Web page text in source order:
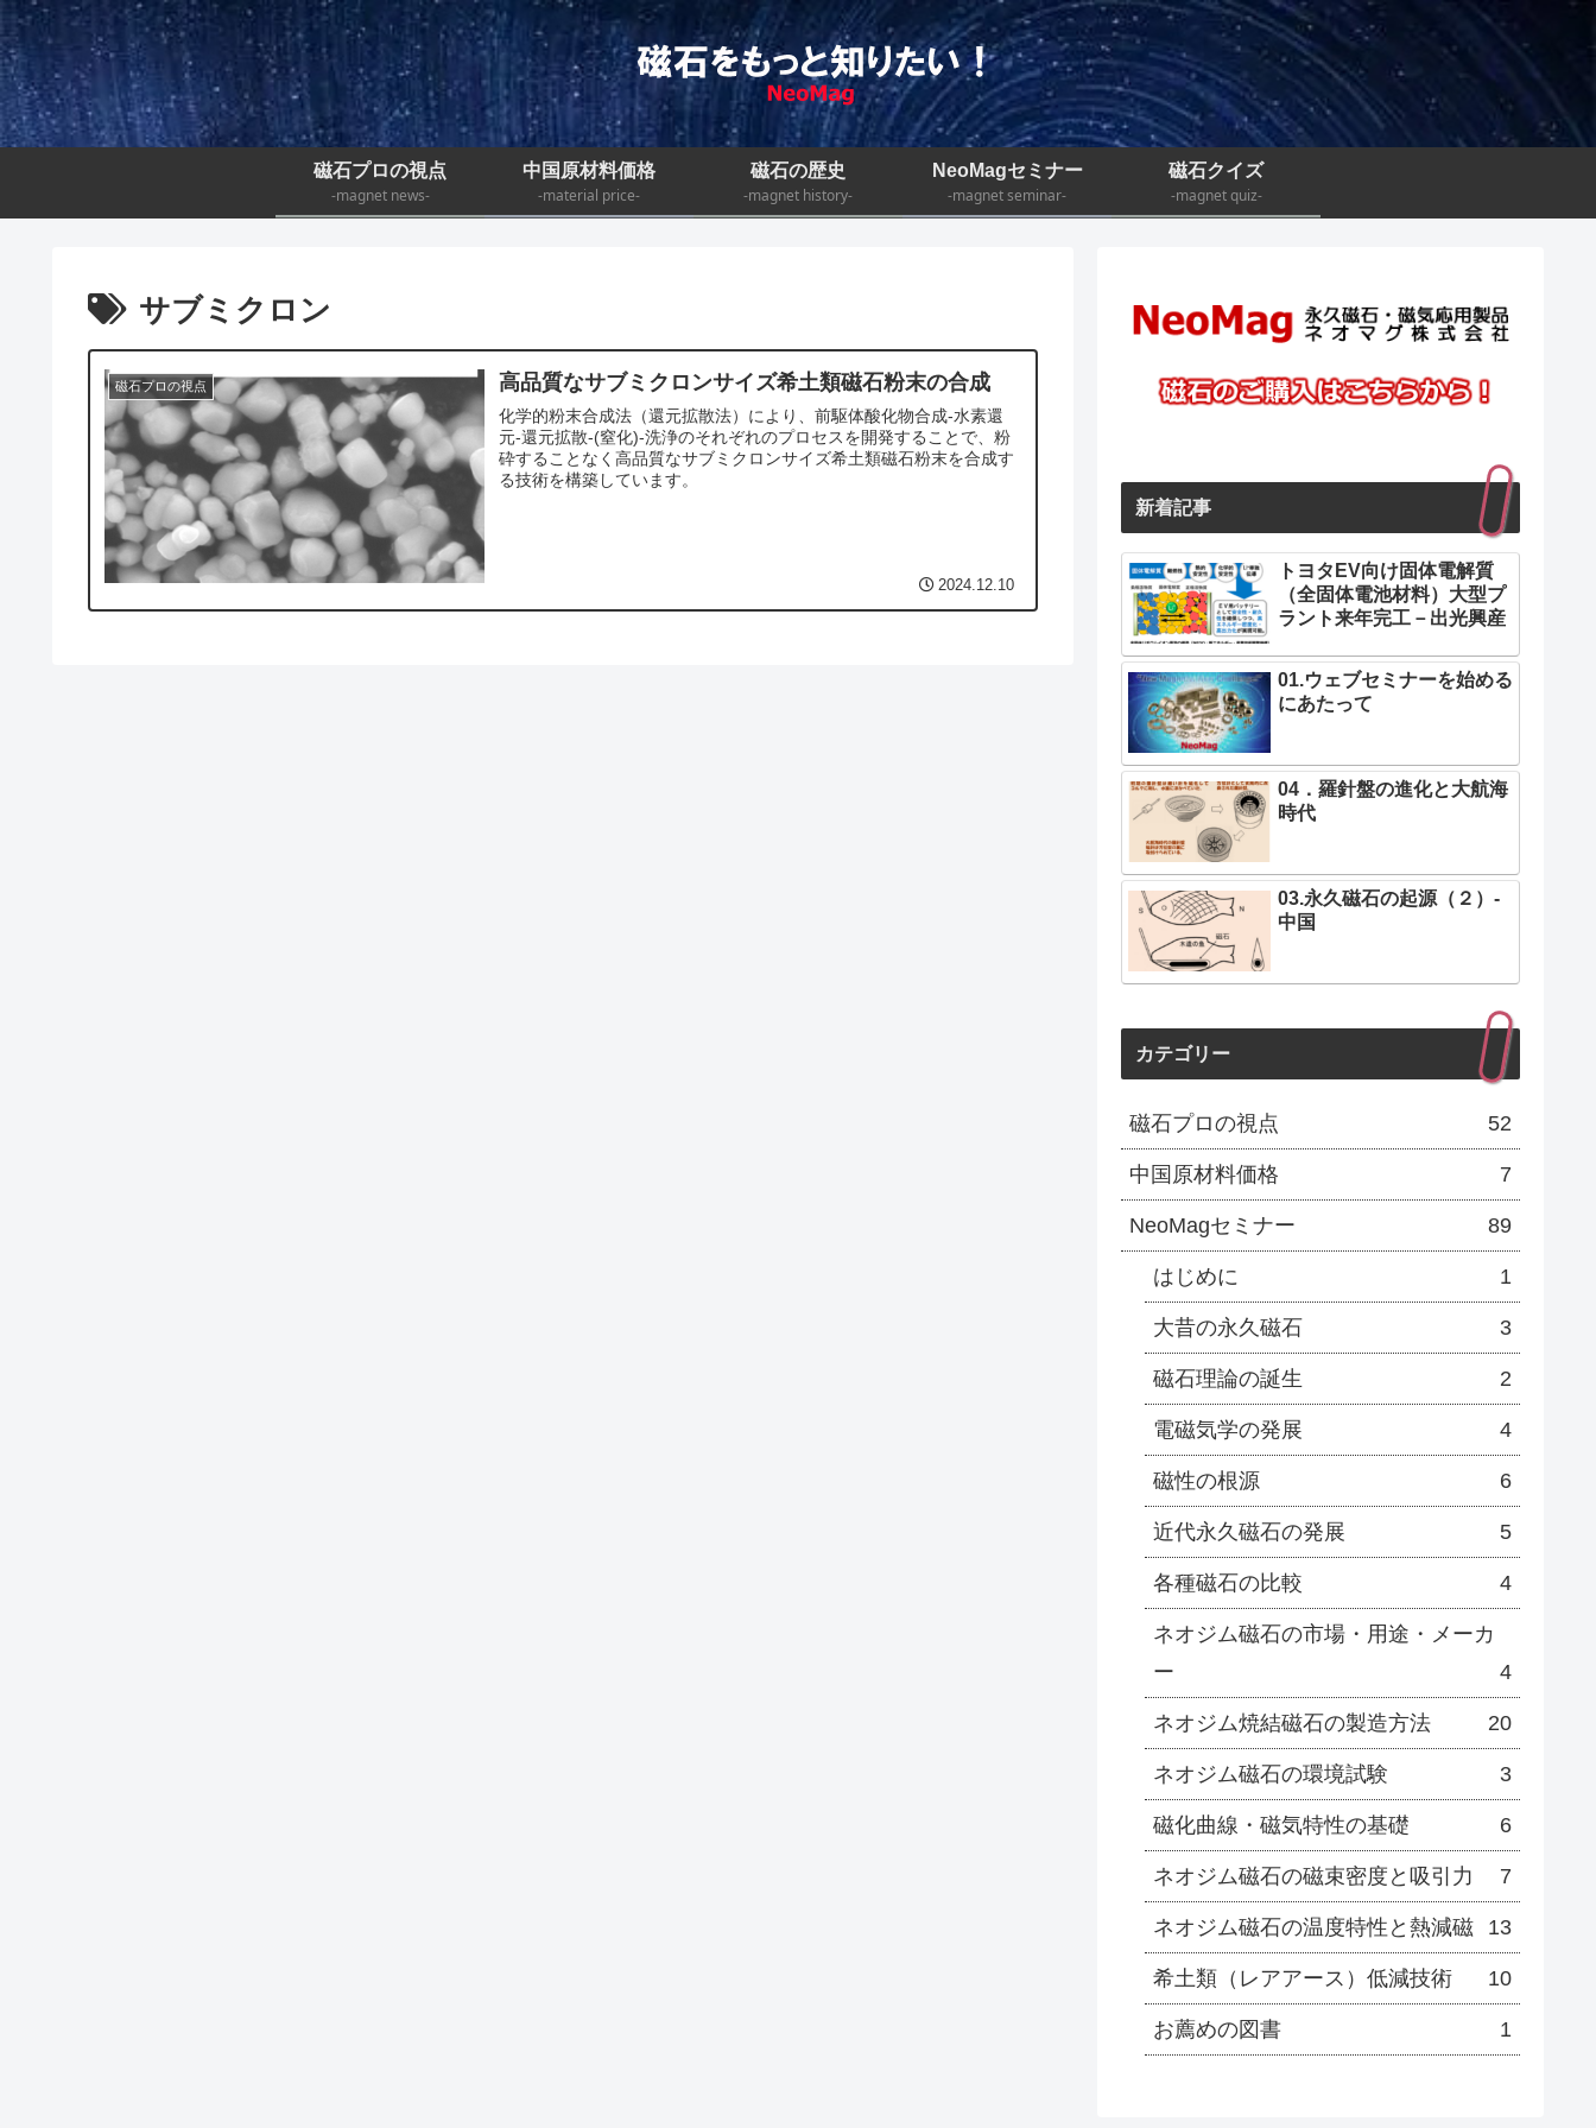
磁石プロの視点
-magnet news-
中国原材料価格
-material price-
磁石の歴史
-magnet history-
NeoMagセミナー
-magnet seminar-
磁石クイズ
-magnet quiz-
サブミクロン
磁石プロの視点 高品質なサブミクロンサイズ希土類磁石粉末の合成
化学的粉末合成法（還元拡散法）により、前駆体酸化物合成-水素還
元-還元拡散-(窒化)-洗浄のそれぞれのプロセスを開発することで、粉
砕することなく高品質なサブミクロンサイズ希土類磁石粉末を合成す
る技術を構築しています。
2024.12.10
新着記事
トヨタEV向け固体電解質
（全固体電池材料）大型プ
ラント来年完工－出光興産
01.ウェブセミナーを始める
にあたって
04．羅針盤の進化と大航海
時代
03.永久磁石の起源（２）-
中国
カテゴリー
磁石プロの視点 52
中国原材料価格 7
NeoMagセミナー 89
はじめに 1
大昔の永久磁石 3
磁石理論の誕生 2
電磁気学の発展 4
磁性の根源 6
近代永久磁石の発展 5
各種磁石の比較 4
ネオジム磁石の市場・用途・メーカ
ー
4
ネオジム焼結磁石の製造方法 20
ネオジム磁石の環境試験 3
磁化曲線・磁気特性の基礎 6
ネオジム磁石の磁束密度と吸引力 7
ネオジム磁石の温度特性と熱減磁 13
希土類（レアアース）低減技術 10
お薦めの図書 1